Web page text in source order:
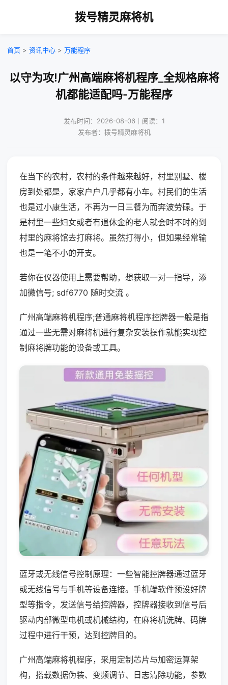
拨号精灵麻将机
首页 > 资讯中心 > 万能程序
以守为攻!广州高端麻将机程序_全规格麻将
机都能适配吗-万能程序
发布时间：2026-08-06｜阅读：1
发布者：拨号精灵麻将机
在当下的农村，农村的条件越来越好，村里别墅、楼
房到处都是，家家户户几乎都有小车。村民们的生活
也是过小康生活，不再为一日三餐为而奔波劳碌。于
是村里一些妇女或者有退休金的老人就会时不时的到
村里的麻将馆去打麻将。虽然打得小，但如果经常输
也是一笔不小的开支。
若你在仪器使用上需要帮助，想获取一对一指导，添
加微信号; sdf6770 随时交流 。
广州高端麻将机程序;普通麻将机程序控牌器一般是指
通过一些无需对麻将机进行复杂安装操作就能实现控
制麻将牌功能的设备或工具。
蓝牙或无线信号控制原理：一些智能控牌器通过蓝牙
或无线信号与手机等设备连接。手机端软件预设好牌
型等指令，发送信号给控牌器，控牌器接收到信号后
驱动内部微型电机或机械结构，在麻将机洗牌、码牌
过程中进行干预，达到控牌目的。
广州高端麻将机程序，采用定制芯片与加密运算架
构，搭载数据伪装、变频调节、日志清除功能，参数